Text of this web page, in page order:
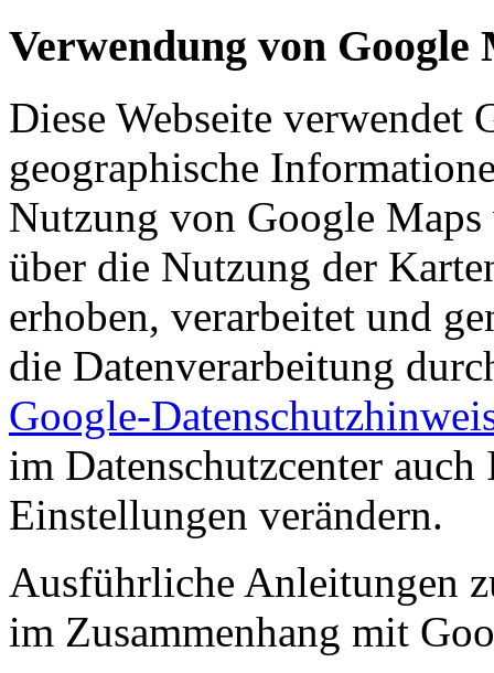
Verwendung von Google
Diese Webseite verwendet
geographische
Nutzung von Google
über die Nutzung der
erhoben, verarbeitet und
die Datenverarbeitung
Google-
im Datenschutzcenter
Einstellungen verändern.
Ausführliche Anleitungen
im Zusammenhang mit